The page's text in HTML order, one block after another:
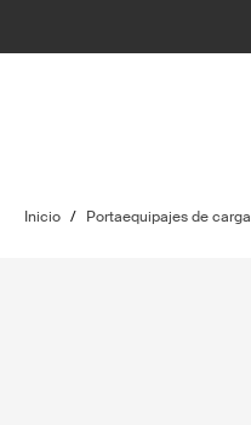
Inicio / Portaequipajes de carga